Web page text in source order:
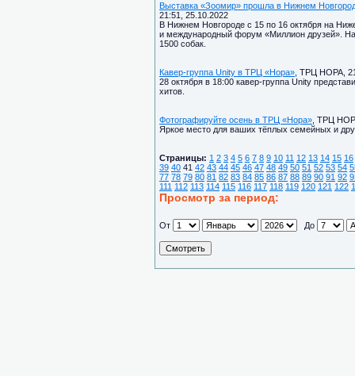
Выставка «Зоомир» прошла в Нижнем
21:51, 25.10.2022
В Нижнем Новгороде с 15 по 16 октября на
и международный форум «Миллион друзей».
1500 собак.
Кавер-группа Unity в ТРЦ «Нора» , ТРЦ НОРА,
28 октября в 18:00 кавер-группа Unity
хитов.
Фотографируйте осень в ТРЦ «Нора» , ТРЦ
Яркое место для ваших тёплых семейных и
Страницы: 1 2 3 4 5 6 7 8 9 10 11 12 13 14 15 16
39 40 41 42 43 44 45 46 47 48 49 50 51 52 53 54
77 78 79 80 81 82 83 84 85 86 87 88 89 90 91 92
111 112 113 114 115 116 117 118 119 120 121 122
Просмотр за период:
От До